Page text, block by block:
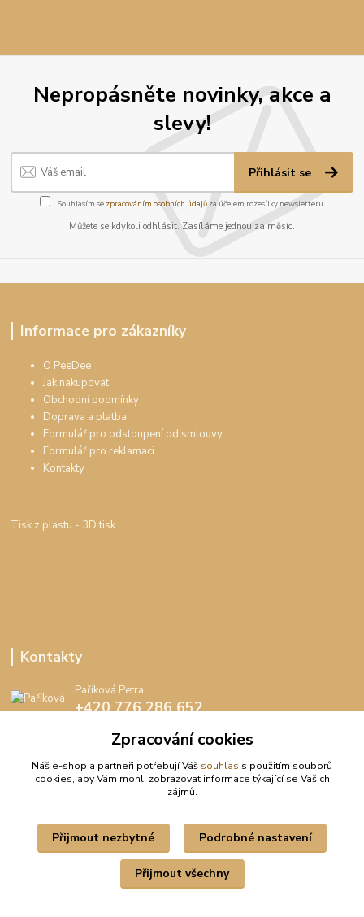
Nepropásněte novinky, akce a
slevy!
Přihlásit se
Souhlasím se zpracováním osobních údajůza účelem rozesílky newsletteru.
Můžete se kdykoli odhlásit. Zasíláme jednou za měsíc.
Informace pro zákazníky
O PeeDee
Jak nakupovat
Obchodní podmínky
Doprava a platba
Formulář pro odstoupení od smlouvy
Formulář pro reklamaci
Kontakty
Tisk z plastu - 3D tisk
Kontakty
Paříková Petra
+420 776 286 652
Upravit sběr cookies.
Zpracování cookies
Náš e-shop a partneři potřebují Váš souhlas s použitím souborů
cookies, aby Vám mohli zobrazovat informace týkající se Vašich
zájmů.
Přijmout nezbytné Podrobné nastavení
Přijmout všechny